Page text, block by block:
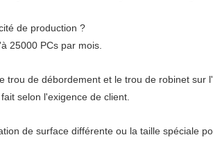
de production ?
25000 PCs par mois.
trou de débordement et le trou de robinet sur
selon l'exigence de client.
de surface différente ou la taille spéciale